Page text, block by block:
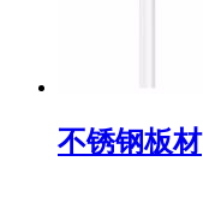
不锈钢板材